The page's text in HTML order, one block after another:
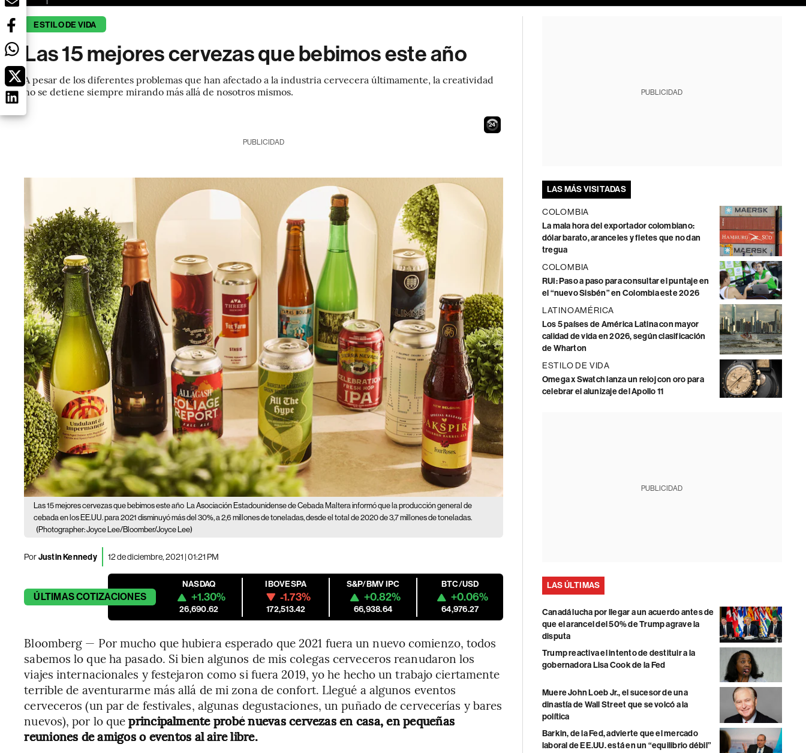
ESTILO DE VIDA
Las 15 mejores cervezas que bebimos este año
A pesar de los diferentes problemas que han afectado a la industria cervecera últimamente, la creatividad
no se detiene siempre mirando más allá de nosotros mismos.
23
PUBLICIDAD
Las 15 mejores cervezas que bebimos este año La Asociación Estadounidense de Cebada Maltera informó que la producción general de
cebada en los EE.UU. para 2021 disminuyó más del 30%, a 2,6 millones de toneladas, desde el total de 2020 de 3,7 millones de toneladas.
(Photographer: Joyce Lee/Bloomber/Joyce Lee)
PorJustin Kennedy 12 de diciembre, 2021 | 01:21 PM
ÚLTIMASCOTIZACIONES
NASDAQ
+1.30%
26,690.62
IBOVESPA
-1.73%
172,513.42
S&P/BMV IPC
+0.82%
66,938.64
BTC/USD
+0.06%
64,976.27
Bloomberg — Por mucho que hubiera esperado que 2021 fuera un nuevo comienzo, todos
sabemos lo que ha pasado. Si bien algunos de mis colegas cerveceros reanudaron los
viajes internacionales y festejaron como si fuera 2019, yo he hecho un trabajo ciertamente
terrible de aventurarme más allá de mi zona de confort. Llegué a algunos eventos
cerveceros (un par de festivales, algunas degustaciones, un puñado de cervecerías y bares
nuevos), por lo queprincipalmente probé nuevas cervezas en casa, en pequeñas
reuniones de amigos o eventos al aire libre.
PUBLICIDAD
LAS MÁS VISITADAS
COLOMBIA
La mala hora del exportador colombiano:
dólar barato, aranceles y fletes que no dan
tregua
COLOMBIA
RUI: Paso a paso para consultar el puntaje en
el “nuevo Sisbén” en Colombia este 2026
LATINOAMÉRICA
Los 5 países de América Latina con mayor
calidad de vida en 2026, según clasificación
de Wharton
ESTILO DE VIDA
Omega x Swatch lanza un reloj con oro para
celebrar el alunizaje del Apollo 11
PUBLICIDAD
LAS ÚLTIMAS
Canadá lucha por llegar a un acuerdo antes de
que el arancel del 50% de Trump agrave la
disputa
Trump reactiva el intento de destituir a la
gobernadora Lisa Cook de la Fed
Muere John Loeb Jr., el sucesor de una
dinastía de Wall Street que se volcó a la
política
Barkin, de la Fed, advierte que el mercado
laboral de EE.UU. está en un “equilibrio débil”